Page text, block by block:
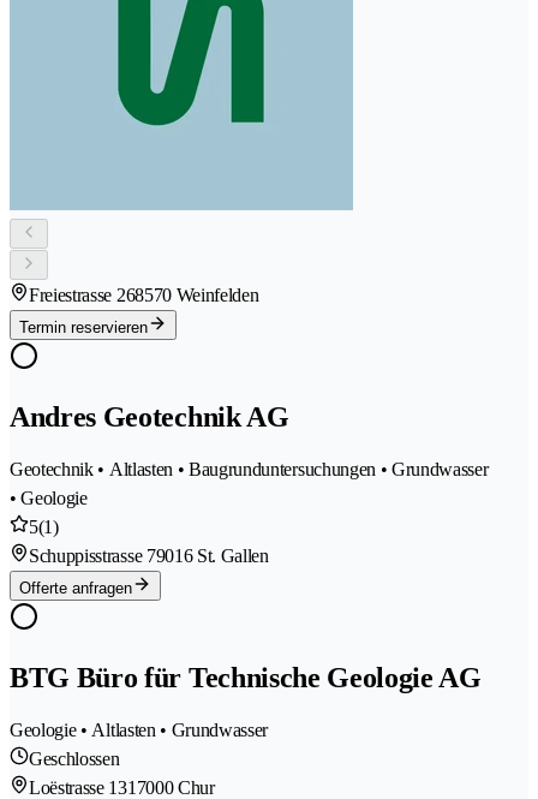
Freiestrasse 268570 Weinfelden
Termin reservieren
Andres Geotechnik AG
Geotechnik • Altlasten • Baugrunduntersuchungen • Grundwasser
• Geologie
5(1)
Schuppisstrasse 79016 St. Gallen
Offerte anfragen
BTG Büro für Technische Geologie AG
Geologie • Altlasten • Grundwasser
Geschlossen
Loëstrasse 131 7000 Chur